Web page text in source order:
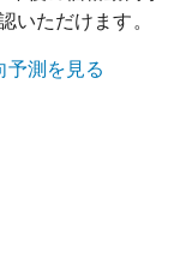
いただけます。
予測を見る